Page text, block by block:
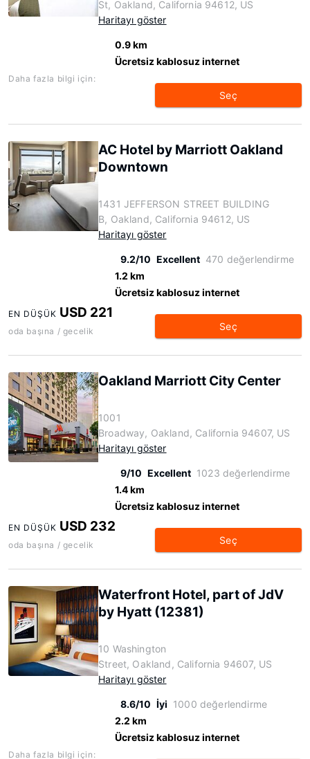
St, Oakland, California 94612, US
Haritayı göster
0.9 km
Ücretsiz kablosuz internet
Daha fazla bilgi için:
Seç
AC Hotel by Marriott Oakland
Downtown
1431 JEFFERSON STREET BUILDING
B, Oakland, California 94612, US
Haritayı göster
9.2/10 Excellent 470 değerlendirme
1.2 km
Ücretsiz kablosuz internet
EN DÜŞÜK USD 221
oda başına / gecelik Seç
Oakland Marriott City Center
1001
Broadway, Oakland, California 94607, US
Haritayı göster
9/10 Excellent 1023 değerlendirme
1.4 km
Ücretsiz kablosuz internet
EN DÜŞÜK USD 232
oda başına / gecelik Seç
Waterfront Hotel, part of JdV
by Hyatt (12381)
10 Washington
Street, Oakland, California 94607, US
Haritayı göster
8.6/10 İyi 1000 değerlendirme
2.2 km
Ücretsiz kablosuz internet
Daha fazla bilgi için: